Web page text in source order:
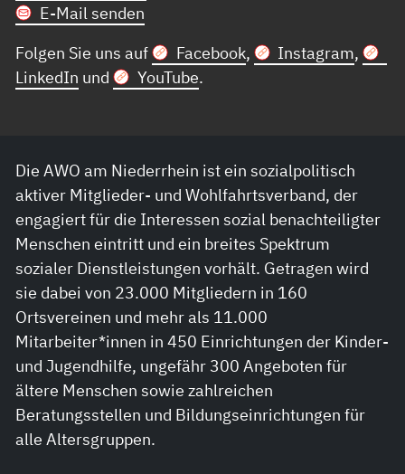
E-Mail senden
Folgen Sie uns auf
Facebook, Instagram,
LinkedIn und YouTube.
Die AWO am Niederrhein ist ein sozialpolitisch
aktiver Mitglieder- und Wohlfahrtsverband, der
engagiert für die Interessen sozial benachteiligter
Menschen eintritt und ein breites Spektrum
sozialer Dienstleistungen vorhält. Getragen wird
sie dabei von 23.000 Mitgliedern in 160
Ortsvereinen und mehr als 11.000
Mitarbeiter*innen in 450 Einrichtungen der Kinder-
und Jugendhilfe, ungefähr 300 Angeboten für
ältere Menschen sowie zahlreichen
Beratungsstellen und Bildungseinrichtungen für
alle Altersgruppen.